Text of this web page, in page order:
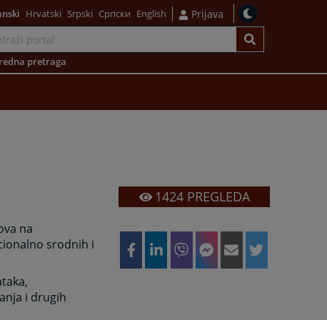
Hrvatski Srpski Српски English Prijava
pretraga
na
srodnih i
i drugih
1424PREGLEDA